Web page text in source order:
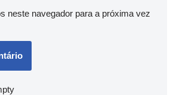
neste navegador para a próxima vez